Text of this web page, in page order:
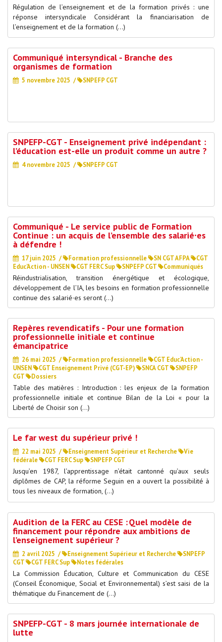
Régulation de l’enseignement et de la formation privés : une
réponse intersyndicale Considérant la financiarisation de
l’enseignement et de la formation (…)
Communiqué intersyndical - Branche des
organismes de formation
5 novembre 2025 / SNPEFP CGT
SNPEFP-CGT - Enseignement privé indépendant :
l’éducation est-elle un produit comme un autre ?
4 novembre 2025 / SNPEFP CGT
Communiqué - Le service public de Formation
Continue : un acquis de l’ensemble des salarié∙es
à défendre !
17 juin 2025 / Formation professionnelle SN CGT AFPA
CGT
Educ’Action - UNSEN
CGT FERC Sup SNPEFP CGT Communiqués
Réindustrialisation, transition énergétique et écologique,
développement de l’IA, les besoins en formation professionnelle
continue des salarié∙es seront (…)
Repères revendicatifs - Pour une formation
professionnelle initiale et continue
émancipatrice
26 mai 2025 / Formation professionnelle
CGT Educ’Action -
UNSEN
CGT Enseignement Privé (CGT-EP) SNCA CGT
SNPEFP
CGT
Dossiers
Table des matières : Introduction : les enjeux de la formation
professionnelle initiale et continue Bilan de la Loi « pour la
Liberté de Choisir son (…)
Le far west du supérieur privé !
22 mai 2025 / Enseignement Supérieur et Recherche
Vie
fédérale
CGT FERC Sup SNPEFP CGT
Jusqu’en 1987, l’apprentissage n’était cantonné qu’aux seuls
diplômes de CAP, la réforme Seguin en a ouvert la possibilité à
tous les niveaux de formation, (…)
Audition de la FERC au CESE : Quel modèle de
financement pour répondre aux ambitions de
l’enseignement supérieur ?
2 avril 2025 / Enseignement Supérieur et Recherche
SNPEFP
CGT
CGT FERC Sup Notes fédérales
La Commission Éducation, Culture et Communication du CESE
(Conseil Économique, Social et Environnemental) s’est saisi de la
thématique du Financement de (…)
SNPEFP-CGT - 8 mars journée internationale de
lutte